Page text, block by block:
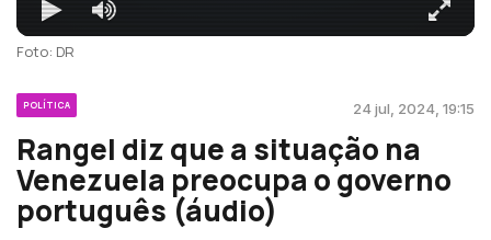
Foto: DR
POLÍTICA 24 jul, 2024, 19:15
Rangel diz que a situação na
Venezuela preocupa o governo
português (áudio)